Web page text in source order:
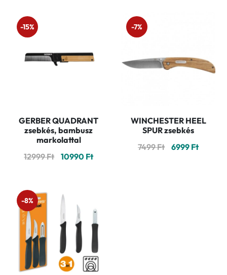
-15%
GERBER QUADRANT
zsebkés, bambusz
markolattal
12999Ft Original
12999 Ft.
10990 FtCurrent
-7%
WINCHESTER HEEL
SPUR zsebkés
7499Ft
Original
6999 FtCurrent
-8%